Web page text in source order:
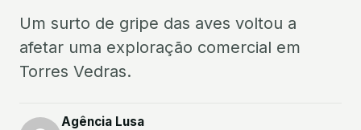
Um surto de gripe das aves voltou a
afetar uma exploração comercial em
Torres Vedras.
Agência Lusa